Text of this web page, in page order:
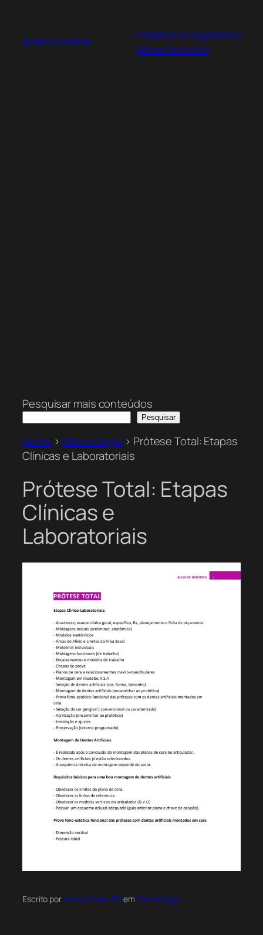
Acervo Online
Pedidos e sugestões
Meus favoritos
Pesquisar mais conteúdos
Pesquisar
Home >Odontologia > Prótese Total: Etapas
Clínicas e Laboratoriais
Prótese Total: Etapas
Clínicas e
Laboratoriais
Escrito porAcervo Index BotemOdontologia